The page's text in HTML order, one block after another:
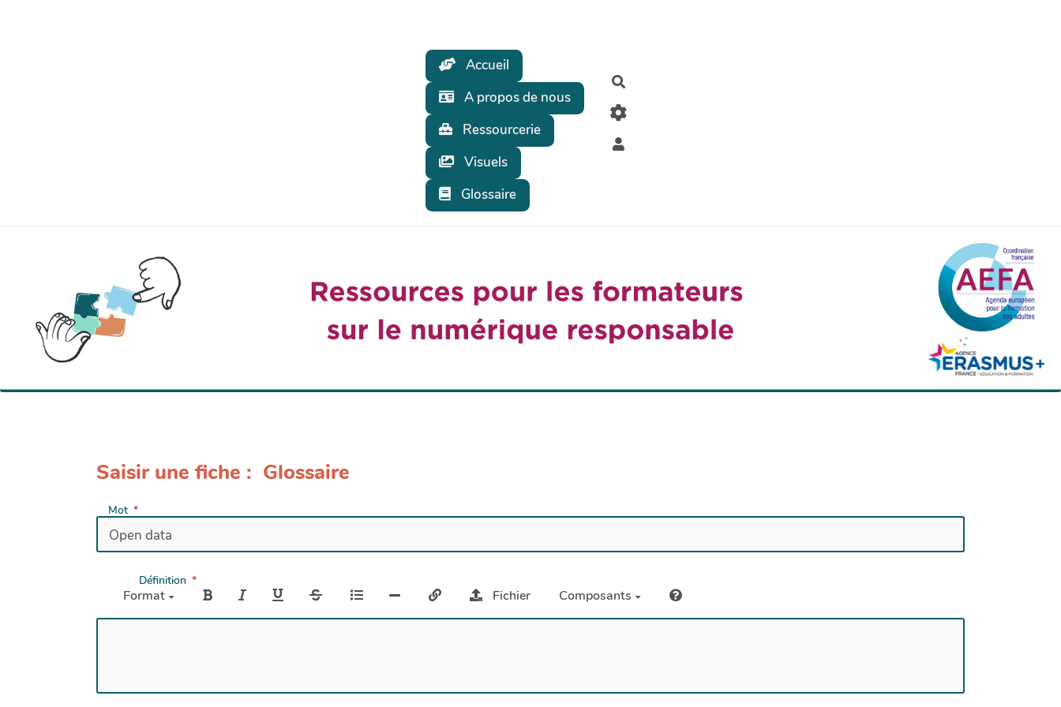
Accueil
A propos de nous
Ressourcerie
Visuels
Glossaire
Saisir une fiche : Glossaire
Mot
Définition
Format Fichier Composants